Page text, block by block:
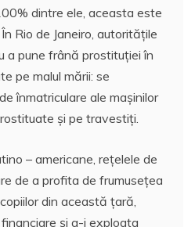
dintre ele, aceasta este
Rio de Janeiro, autorităţile
a pune frână prostituţiei în
pe malul mării: se
înmatriculare ale maşinilor
şi pe travestiţi.
– americane, reţelele de
de a profita de frumuseţea
din această ţară,
şi a-i exploata